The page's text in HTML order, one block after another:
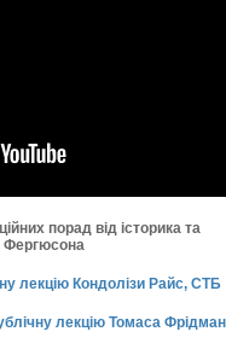
порад від історика та
Фергюсона
лекцію Кондолізи Райс, СТБ
лекцію Томаса